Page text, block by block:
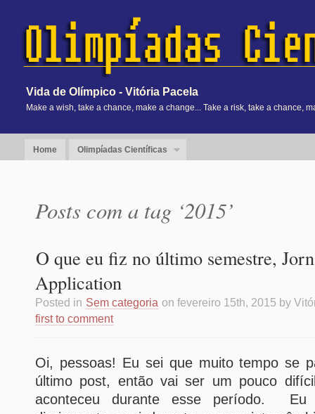
Vida de Olímpico - Vitória Pacela
Make a wish, take a chance, make a change... Take a risk, take a chance,
Home Olimpíadas Científicas
Posts com a tag ‘2015’
O que eu fiz no último semestre,
Application
Posted in Sem categoria on fevereiro 15th, 2015 by
first to comment
Oi, pessoas! Eu sei que muito tempo se
último post, então vai ser um pouco
aconteceu durante esse período. Eu